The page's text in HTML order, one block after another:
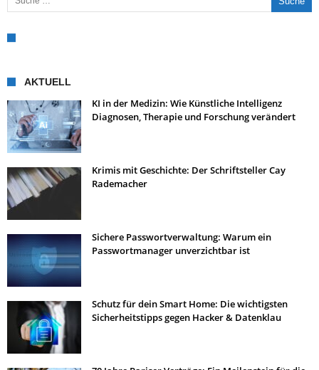
AKTUELL
KI in der Medizin: Wie Künstliche Intelligenz
Diagnosen, Therapie und Forschung verändert
Krimis mit Geschichte: Der Schriftsteller Cay
Rademacher
Sichere Passwortverwaltung: Warum ein
Passwortmanager unverzichtbar ist
Schutz für dein Smart Home: Die wichtigsten
Sicherheitstipps gegen Hacker & Datenklau